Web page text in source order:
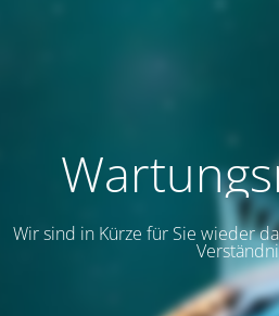
Wir sind in Kürze für Sie wieder